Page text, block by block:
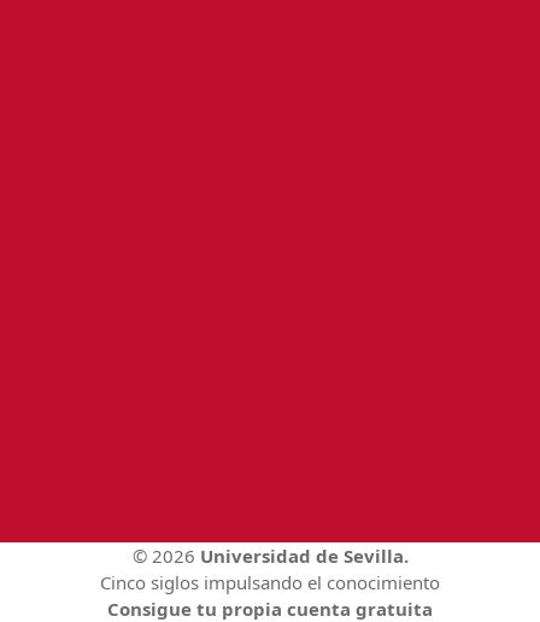
© 2026 Universidad de Sevilla.
Cinco siglos impulsando el conocimiento
Consigue tu propia cuenta gratuita